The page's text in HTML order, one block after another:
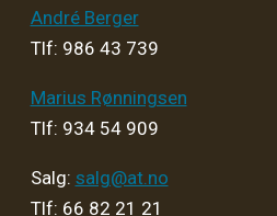
André Berger
Tlf: 986 43 739
Marius Rønningsen
Tlf: 934 54 909
Salg: salg@at.no
Tlf: 66 82 21 21